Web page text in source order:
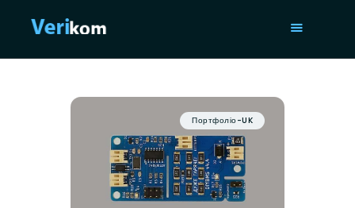
ПОРТФОЛІО
СТАТТІ
ПРО НАС
Портфоліо-UK